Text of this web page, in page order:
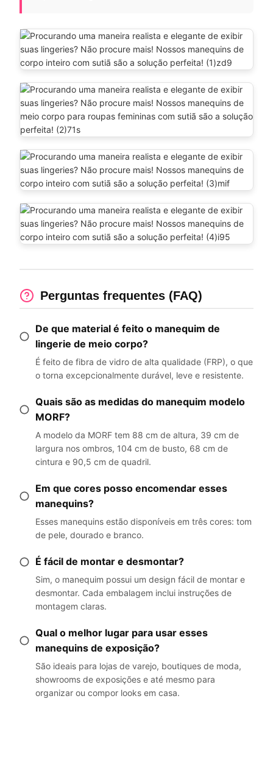
Perguntas frequentes (FAQ)
De que material é feito o manequim de
lingerie de meio corpo?
É feito de fibra de vidro de alta qualidade (FRP), o que
o torna excepcionalmente durável, leve e resistente.
Quais são as medidas do manequim modelo
MORF?
A modelo da MORF tem 88 cm de altura, 39 cm de
largura nos ombros, 104 cm de busto, 68 cm de
cintura e 90,5 cm de quadril.
Em que cores posso encomendar esses
manequins?
Esses manequins estão disponíveis em três cores: tom
de pele, dourado e branco.
É fácil de montar e desmontar?
Sim, o manequim possui um design fácil de montar e
desmontar. Cada embalagem inclui instruções de
montagem claras.
Qual o melhor lugar para usar esses
manequins de exposição?
São ideais para lojas de varejo, boutiques de moda,
showrooms de exposições e até mesmo para
organizar ou compor looks em casa.